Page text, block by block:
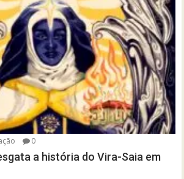
0
a história do Vira-Saia em